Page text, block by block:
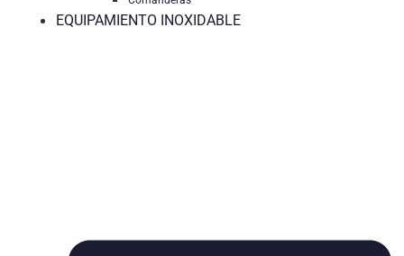
EQUIPAMIENTO INOXIDABLE